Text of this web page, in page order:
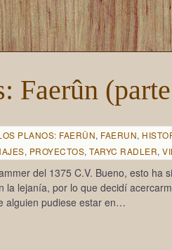
Faerûn
PLANOS: FAERÛN, FAERUN,
, PROYECTOS, TARYC RADLER,
del 1375 C.V. Bueno, esto ha
la lejanía, por lo que decidí
alguien pudiese estar en…